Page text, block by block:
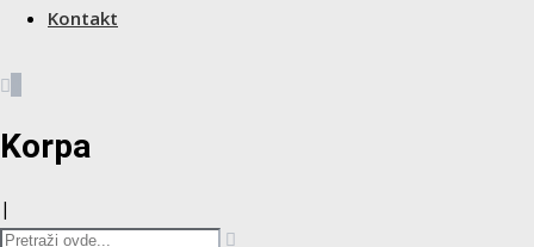
Kontakt
Korpa
|